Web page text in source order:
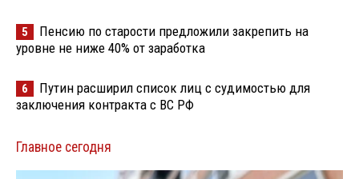
5
Пенсию по старости предложили закрепить на
уровне не ниже 40% от заработка
6
Путин расширил список лиц с судимостью для
заключения контракта с ВС РФ
Главное сегодня